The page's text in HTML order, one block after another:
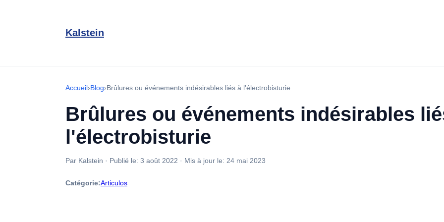
Kalstein
Accueil›Blog›Brûlures ou événements indésirables liés à l'électrobisturie
Brûlures ou événements indésirables
l'électrobisturie
Par Kalstein · Publié le: 3 août 2022 · Mis à jour le: 24 mai 2023
Catégorie:Articulos